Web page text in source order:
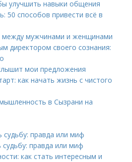
улучшить навыки общения
50 способов привести всё в
между мужчинами и женщинами
директором своего сознания:
мои предложения
как начать жизнь с чистого
в Сызрани на
правда или миф
правда или миф
как стать интересным и